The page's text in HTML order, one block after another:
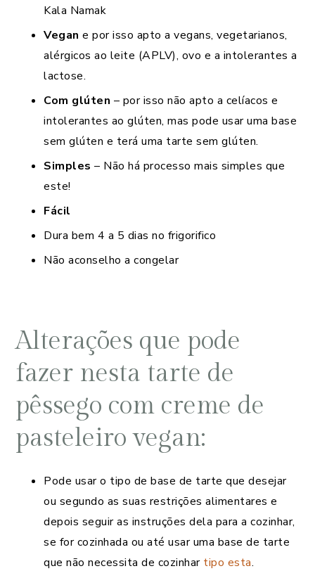
Kala Namak
Vegan e por isso apto a vegans, vegetarianos,
alérgicos ao leite (APLV), ovo e a intolerantes a
lactose.
Com glúten – por isso não apto a celíacos e
intolerantes ao glúten, mas pode usar uma base
sem glúten e terá uma tarte sem glúten.
Simples – Não há processo mais simples que
este!
Fácil
Dura bem 4 a 5 dias no frigorifico
Não aconselho a congelar
Alterações que pode
fazer nesta tarte de
pêssego com creme de
pasteleiro vegan:
Pode usar o tipo de base de tarte que desejar
ou segundo as suas restrições alimentares e
depois seguir as instruções dela para a cozinhar,
se for cozinhada ou até usar uma base de tarte
que não necessita de cozinhar tipo esta.